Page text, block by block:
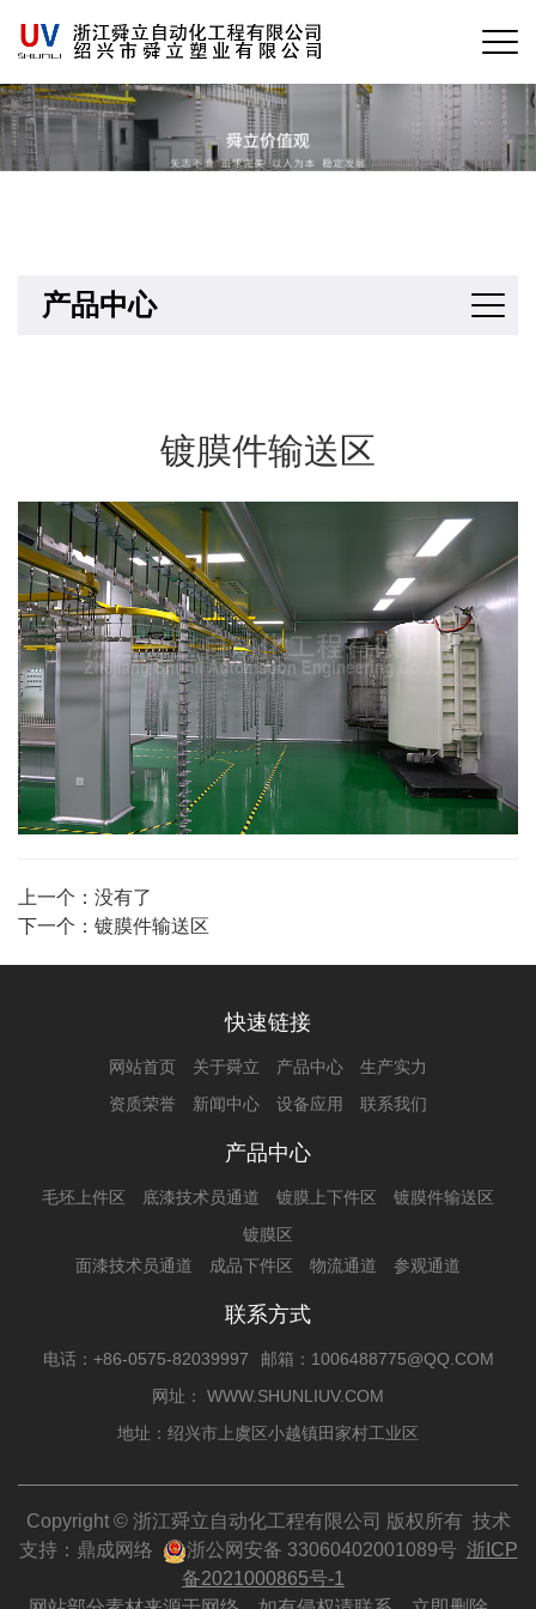
产品中心
镀膜件输送区
上一个：没有了
下一个： 镀膜件输送区
快速链接
网站首页 关于舜立 产品中心
生产实力
资质荣誉
新闻中心 设备应用 联系我们
产品中心
毛坯上件区 底漆技术员通道 镀膜上下件区
镀膜件输送区
镀膜区
面漆技术员通道
成品下件区 物流通道 参观通道
联系方式
电话：+86-0575-82039997
邮箱：1006488775@QQ.COM
网址： WWW.SHUNLIUV.COM
地址：绍兴市上虞区小越镇田家村工业区
Copyright © 浙江舜立自动化工程有限公司 版权所有 技术
支持： 鼎成网络 浙公网安备 33060402001089号 浙ICP
备2021000865号-1